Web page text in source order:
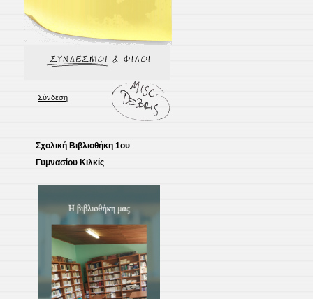
Σύνδεση
Σχολική Βιβλιοθήκη 1ου
Γυμνασίου Κιλκίς